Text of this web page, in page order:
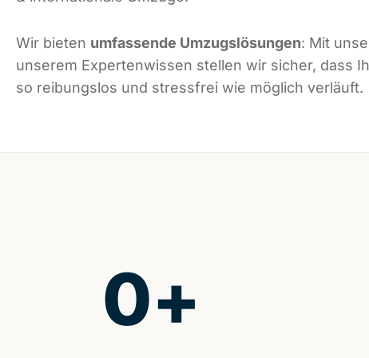
Wir bieten umfassende Umzugslösungen: Mit
unserem Expertenwissen stellen wir sicher, dass
so reibungslos und stressfrei wie möglich verläuft.
0+